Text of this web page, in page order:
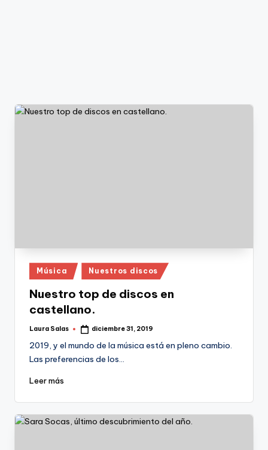
Publicado
en
Música Nuestros discos
Nuestro top de discos en
castellano.
Publicado
Laura Salas diciembre 31, 2019
2019, y el mundo de la música está en pleno cambio.
Las preferencias de los…
Leer más